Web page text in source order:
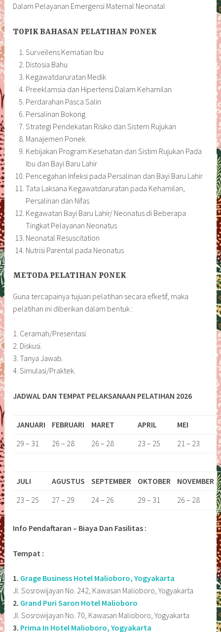
Dalam Pelayanan Emergensi Maternal Neonatal
TOPIK BAHASAN PELATIHAN PONEK
Surveilens Kematian Ibu
Distosia Bahu
Kegawatdaruratan Medik
Preeklamsia dan Hipertensi Dalam Kehamilan
Perdarahan Pasca Salin
Persalinan Bokong
Strategi Pendekatan Risiko dan Sistem Rujukan
Manajemen Ponek
Kebijakan Program Kesehatan dan Sistim Rujukan Pada
Ibu dan Bayi Baru Lahir
Pencegahan Infeksi pada Persalinan dan Bayi Baru Lahir
Tata Laksana Kegawatdaruratan pada Kehamilan,
Persalinan dan Nifas
Kegawatan Bayi Baru Lahir/ Neonatus di Beberapa
Tingkat Pelayanan Neonatus
Neonatal Resuscitation
Nutrisi Parental pada Neonatus
METODA PELATIHAN PONEK
Guna tercapainya tujuan pelatihan secara efketif, maka
pelatihan ini diberikan dalam bentuk :
1. Ceramah/Presentasi.
2. Diskusi.
3. Tanya Jawab.
4. Simulasi/Praktek.
JADWAL DAN TEMPAT PELAKSANAAN PELATIHAN 2026
JANUARI FEBRUARI MARET APRIL MEI
29 – 31
26 – 28 26 – 28 23 – 25 21 – 23
JULI AGUSTUS SEPTEMBER OKTOBER NOVEMBER
23 – 25
27 – 29 24 – 26 29 – 31 26 – 28
Info Pendaftaran – Biaya Dan Fasilitas :
Tempat :
1. Grage Business Hotel Malioboro, Yogyakarta
Jl. Sosrowijayan No. 242, Kawasan Malioboro, Yogyakarta
2. Grand Puri Saron Hotel Malioboro
Jl. Sosrowijayan No. 70, Kawasan Malioboro, Yogyakarta
3. Prima In Hotel Malioboro, Yogyakarta